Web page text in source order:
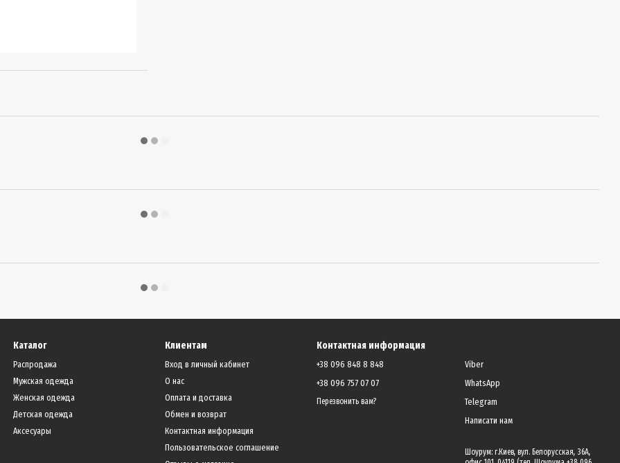
Каталог
Распродажа
Мужская одежда
Женская одежда
Детская одежда
Аксесуары
Клиентам
Вход в личный кабинет
О нас
Оплата и доставка
Обмен и возврат
Контактная информация
Пользовательское соглашение
Контактная информация
+38 096 848 8 848
+38 096 757 07 07
Перезвонить вам?
Viber
WhatsApp
Telegram
Написати нам
Шоурум: г.Киев, вул. Белорусская, 36А,